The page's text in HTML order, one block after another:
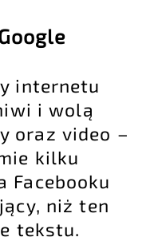
internetu
i wolą
oraz video –
kilku
Facebooku
niż ten
tekstu.